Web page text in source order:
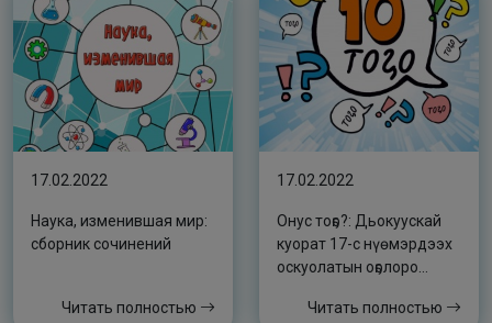
17.02.2022
Наука, изменившая мир:
сборник сочинений
Читать полностью
17.02.2022
Онус тоҕо?: Дьокуускай
куорат 17-с нүөмэрдээх
оскуолатын оҕолоро
айаллар
Читать полностью